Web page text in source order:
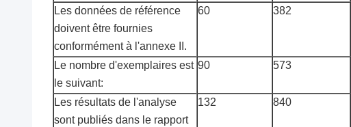
Les données de référence
doivent être fournies
conformément à l'annexe II.
60 382
Le nombre d'exemplaires est
le suivant:
90 573
Les résultats de l'analyse
sont publiés dans le rapport
132 840